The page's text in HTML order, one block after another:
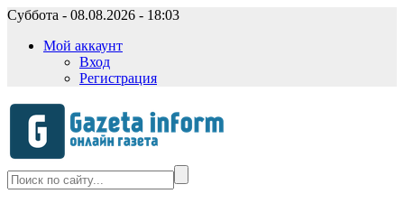
Суббота - 08.08.2026 - 18:03
Мой аккаунт
Вход
Регистрация